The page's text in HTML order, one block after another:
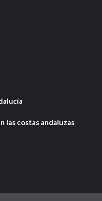
las costas andaluzas